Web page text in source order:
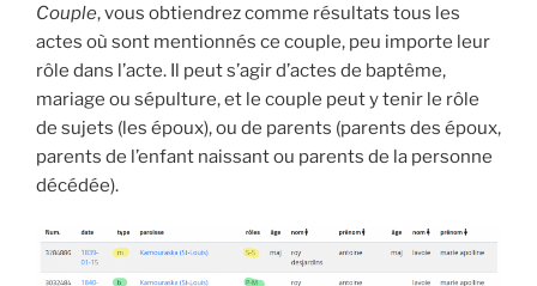
Couple, vous obtiendrez comme résultats tous les
actes où sont mentionnés ce couple, peu importe leur
rôle dans l’acte. Il peut s’agir d’actes de baptême,
mariage ou sépulture, et le couple peut y tenir le rôle
de sujets (les époux), ou de parents (parents des époux,
parents de l’enfant naissant ou parents de la personne
décédée).